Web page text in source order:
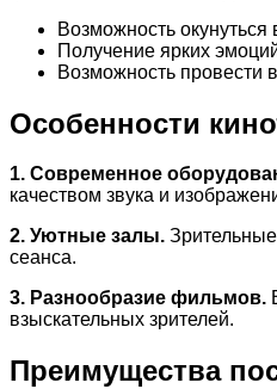
Возможность окунуться
Получение ярких
Возможность провести
Особенности
1. Современное
качеством звука и
2. Уютные залы.
сеанса.
3. Разнообразие фильмов.
взыскательных зрителей.
Преимущества